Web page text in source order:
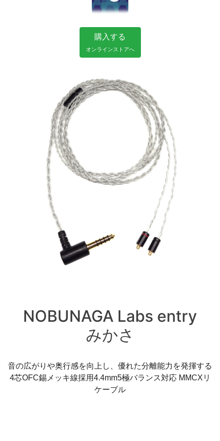
購入する
オンラインストアへ
NOBUNAGA Labs entry
みかさ
音の広がりや奥行感を向上し、優れた分離能力を発揮する
4芯OFC錫メッキ線採用4.4mm5極バランス対応 MMCXリ
ケーブル